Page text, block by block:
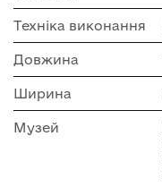
Техніка виконання
Довжина
Ширина
Музей